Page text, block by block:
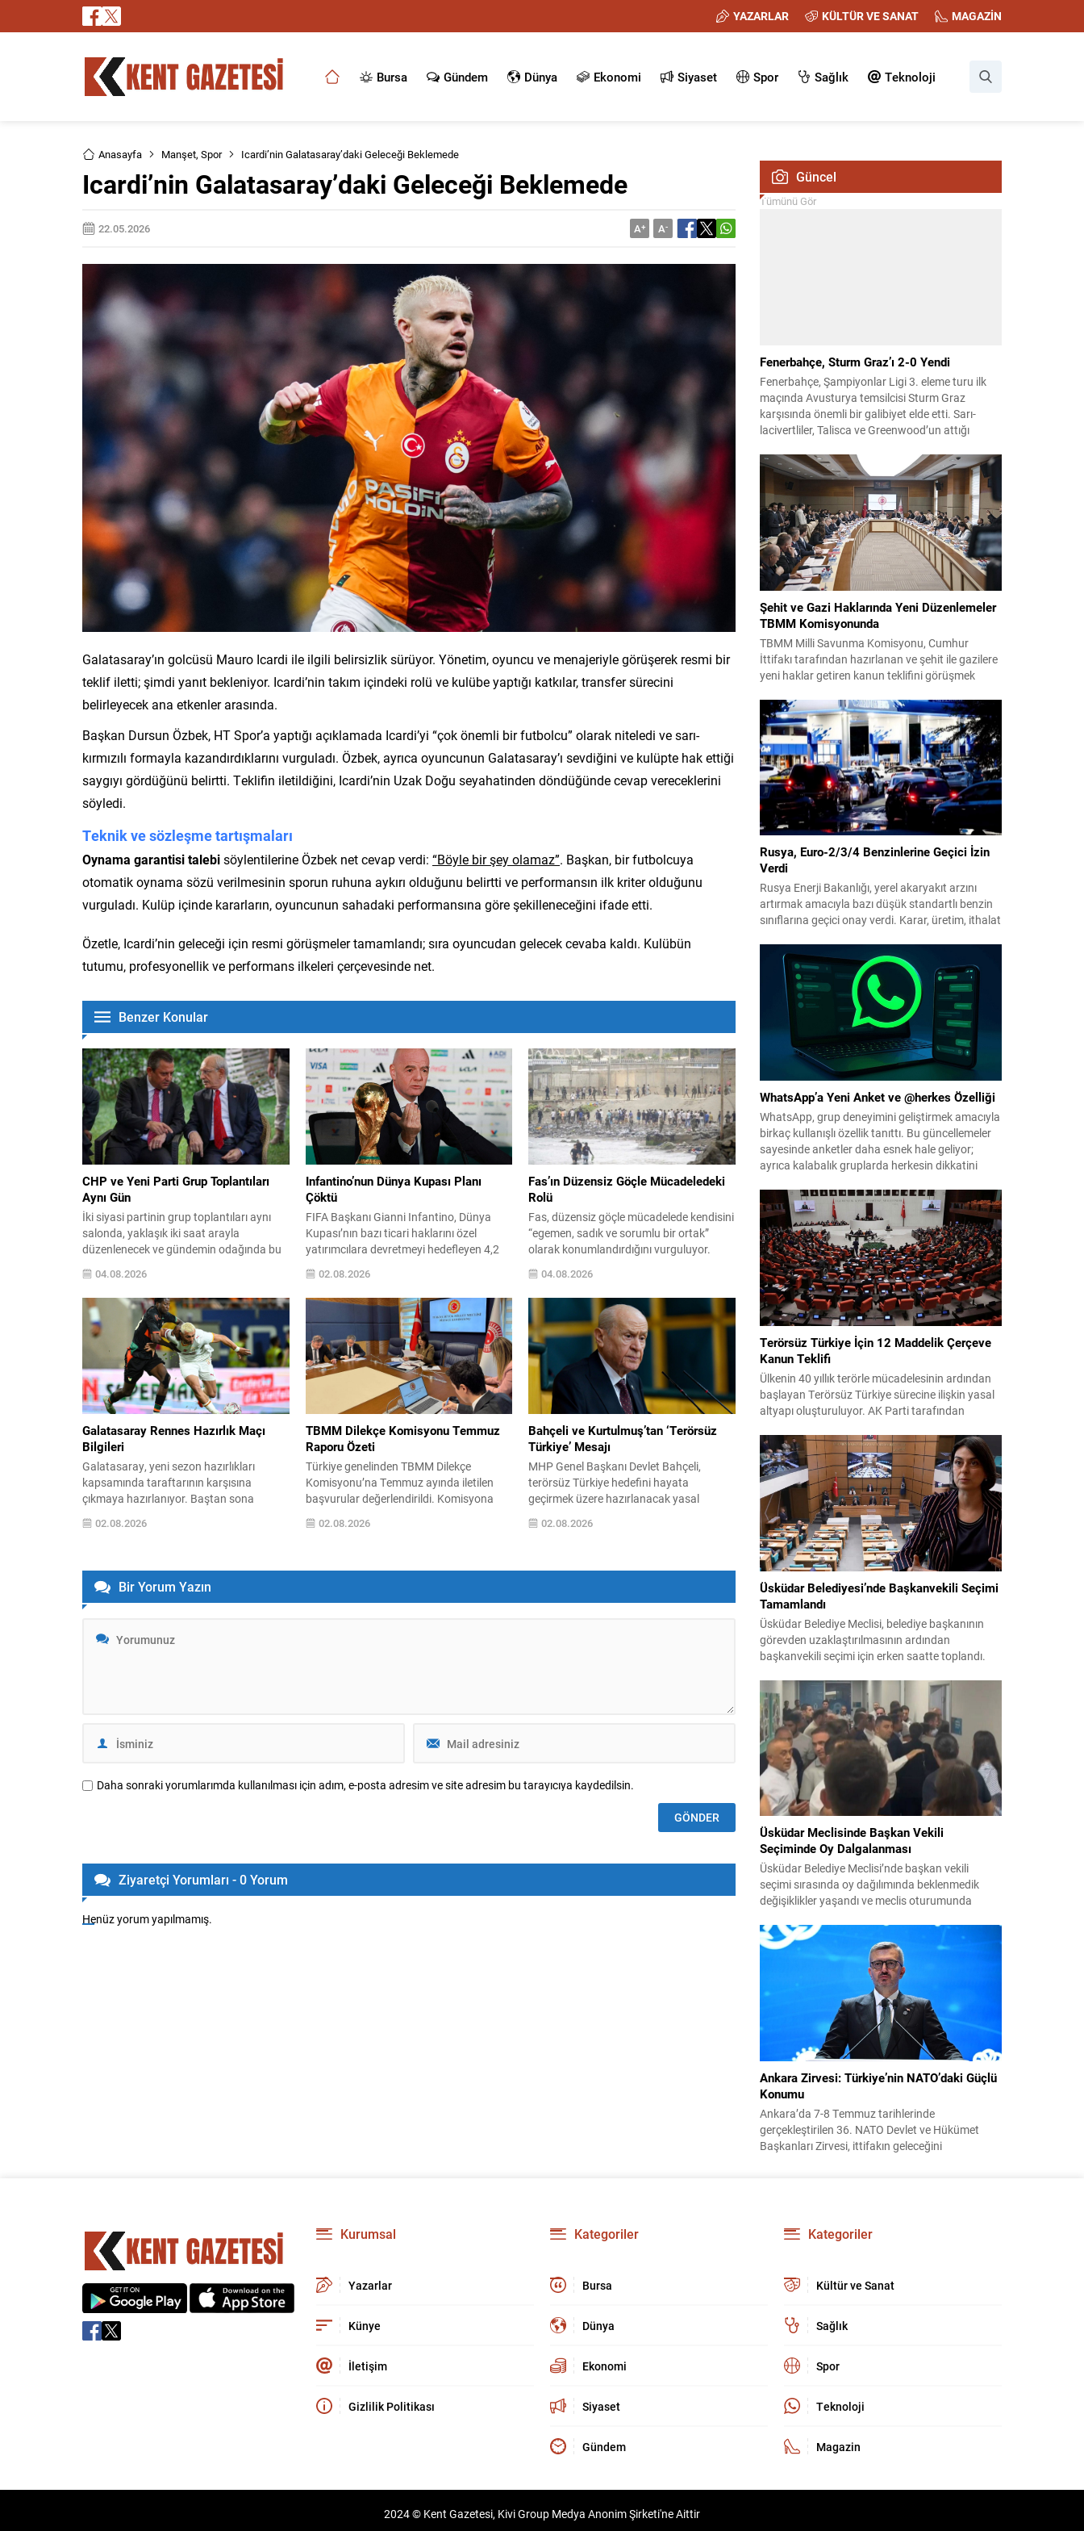
YAZARLAR KÜLTÜR VE SANAT MAGAZİN
Bursa Gündem Dünya Ekonomi Siyaset Spor Sağlık Teknoloji
Anasayfa Manşet, Spor Icardi’nin Galatasaray’daki Geleceği Beklemede
Icardi’nin Galatasaray’daki Geleceği Beklemede
22.05.2026 A+ A-
Galatasaray’ın golcüsü Mauro Icardi ile ilgili belirsizlik sürüyor. Yönetim, oyuncu ve menajeriyle görüşerek resmi bir
teklif iletti; şimdi yanıt bekleniyor. Icardi’nin takım içindeki rolü ve kulübe yaptığı katkılar, transfer sürecini
belirleyecek ana etkenler arasında.
Başkan Dursun Özbek, HT Spor’a yaptığı açıklamada Icardi’yi “çok önemli bir futbolcu” olarak niteledi ve sarı-
kırmızılı formayla kazandırdıklarını vurguladı. Özbek, ayrıca oyuncunun Galatasaray’ı sevdiğini ve kulüpte hak ettiği
saygıyı gördüğünü belirtti. Teklifin iletildiğini, Icardi’nin Uzak Doğu seyahatinden döndüğünde cevap vereceklerini
söyledi.
Teknik ve sözleşme tartışmaları
Oynama garantisi talebisöylentilerine Özbek net cevap verdi: “Böyle bir şey olamaz”. Başkan, bir futbolcuya
otomatik oynama sözü verilmesinin sporun ruhuna aykırı olduğunu belirtti ve performansın ilk kriter olduğunu
vurguladı. Kulüp içinde kararların, oyuncunun sahadaki performansına göre şekilleneceğini ifade etti.
Özetle, Icardi’nin geleceği için resmi görüşmeler tamamlandı; sıra oyuncudan gelecek cevaba kaldı. Kulübün
tutumu, profesyonellik ve performans ilkeleri çerçevesinde net.
Benzer Konular
CHP ve Yeni Parti Grup Toplantıları
Aynı Gün
İki siyasi partinin grup toplantıları aynı
salonda, yaklaşık iki saat arayla
düzenlenecek ve gündemin odağında bu
konuşmalar olacak. CHP Genel Başkanı
Kemal Kılıçdaroğlu, göreve dönüşünün
ardından ilk kez parti grubunda
konuşacak; konuşmasının saat 13.30’da
yapılması planlanıyor. Yeni Parti’nin ilk
grup toplantısı ve teşkilatlanma Yeni Parti
Genel Başkanı Özgür Özel, partisinin...
04.08.2026
Infantino’nun Dünya Kupası Planı
Çöktü
FIFA Başkanı Gianni Infantino, Dünya
Kupası’nın bazı ticari haklarını özel
yatırımcılara devretmeyi hedefleyen 4,2
milyar dolarlık planını geri çekmek
zorunda kalarak futbol yönetiminde ciddi
bir güven bunalımına yol açtı. Avrupa’nın
futbol otoritesi UEFA ile CONCACAF gibi
konfederasyonlar, Infantino’ya karşı
güvenlerini kamuoyuna açıkladı ve
sürecin şeffaflıktan uzak biçimde
yürütüldüğünü ileri sürdü....
02.08.2026
Fas’ın Düzensiz Göçle Mücadeledeki
Rolü
Fas, düzensiz göçle mücadelede kendisini
“egemen, sadık ve sorumlu bir ortak”
olarak konumlandırdığını vurguluyor.
Hükümet yetkilisi, ülkenin bu alandaki
çabalarının taahhüt ve sorumluluk
bilinciyle şekillendiğini belirtti. Yetkili,
Fas’ın baskılara boyun eğmediğini ve
politikalarının ne şantaj ne de zorlama
sonucu belirlendiğini ifade ederek,
mücadelenin ortak bir sorumluluk
olduğunu söyledi. İş birliği...
04.08.2026
Galatasaray Rennes Hazırlık Maçı
Bilgileri
Galatasaray, yeni sezon hazırlıkları
kapsamında taraftarının karşısına
çıkmaya hazırlanıyor. Baştan sona
mücadele edecek olan takım, sezon
öncesi ritmini bulmak ve kadroyu
akşam saat 21.00‘de RAMS Park’ta
oynanacak ve karşılaşma TV100 kanalı
üzerinden canlı yayınlanacak.
hedefli bir...
02.08.2026
TBMM Dilekçe Komisyonu Temmuz
Raporu Özeti
Türkiye genelinden TBMM Dilekçe
Komisyonu’na Temmuz ayında iletilen
başvurular değerlendirildi. Komisyona
toplam bin 610 dilekçe ulaştı; bunların
207’si kadınlardan geldi. En yoğun
02.08.2026
Bahçeli ve Kurtulmuş’tan ‘Terörsüz
Türkiye’ Mesajı
MHP Genel Başkanı Devlet Bahçeli,
terörsüz Türkiye hedefini hayata
geçirmek üzere hazırlanacak yasal
düzenlemeler hakkında önemli
değerlendirmelerde bulundu. Bu sürecin
02.08.2026
Bir Yorum Yazın
Daha sonraki yorumlarımda kullanılması için adım, e-posta adresim ve site adresim bu tarayıcıya kaydedilsin.
Ziyaretçi Yorumları - 0 Yorum
Henüz yorum yapılmamış.
Güncel
Tümünü Gör
Fenerbahçe, Sturm Graz’ı 2-0 Yendi
Fenerbahçe, Şampiyonlar Ligi 3. eleme turu ilk
maçında Avusturya temsilcisi Sturm Graz
karşısında önemli bir galibiyet elde etti. Sarı-
lacivertliler, Talisca ve Greenwood’un attığı
öncesi avantaj sağladı. Karşılaşma sonrası
takım yönetimi mücadeleyi değerlendirdi ve
gelecek planlarına dair bilgi verdi. Futboldan
sorumlu yönetici Cihan Kamer,...
Şehit ve Gazi Haklarında Yeni Düzenlemeler
TBMM Komisyonunda
TBMM Milli Savunma Komisyonu, Cumhur
İttifakı tarafından hazırlanan ve şehit ile gazilere
yeni haklar getiren kanun teklifini görüşmek
komisyonda kabul edildi ve bir dizi düzenleme
benimsendi. Teklif kapsamında, vazife
malullerinden hayatını kaybedenlerin anne ve
babalarına bağlanacak aylık tutarının, net asgari
ücretin altında olmayacağı hükme bağlanıyor....
Rusya, Euro-2/3/4 Benzinlerine Geçici İzin
Verdi
Rusya Enerji Bakanlığı, yerel akaryakıt arzını
artırmak amacıyla bazı düşük standartlı benzin
sınıflarına geçici onay verdi. Karar, üretim, ithalat
Temmuz 2027’ye kadar kaldırıyor. Açıklamada
bu düzenlemenin kalıcı bir çevre politikası
değişikliği anlamına gelmediği vurgulanıyor;
kararın geçici olduğu ve uzun vadeli çevre
hedeflerinden sapma amaçlanmadığı...
WhatsApp’a Yeni Anket ve @herkes Özelliği
WhatsApp, grup deneyimini geliştirmek amacıyla
birkaç kullanışlı özellik tanıttı. Bu güncellemeler
sayesinde anketler daha esnek hale geliyor;
ayrıca kalabalık gruplarda herkesin dikkatini
yenilikler, grup içi organizasyonları ve duyuruları
yönetmeyi daha pratik bir hâle getiriyor. Aşağıda
öne çıkan değişiklikler ve kullanım notları
özetlenmiştir. Anketlerde esneklik ve...
Terörsüz Türkiye İçin 12 Maddelik Çerçeve
Kanun Teklifi
Ülkenin 40 yıllık terörle mücadelesinin ardından
başlayan Terörsüz Türkiye sürecine ilişkin yasal
altyapı oluşturuluyor. AK Parti tarafından
Başkanlığı’na sunulmak üzere hazırlandı ve
teklifin 12 maddelik düzenlemeleri kamuoyuyla
paylaşıldı. Hazırlanan düzenleme, örgütün fiili
varlığını sona erdirdiğinin ve tüm silah ile
mühimmatını teslim ettiğinin güvenlik
kurumlarınca tespiti...
Üsküdar Belediyesi’nde Başkanvekili Seçimi
Tamamlandı
Üsküdar Belediye Meclisi, belediye başkanının
görevden uzaklaştırılmasının ardından
başkanvekili seçimi için erken saatte toplandı.
gereken süreç yoğun tartışmalar ve itirazlarla
ilerledi. CHP, Sibel Tan Çetinkaya’yı; Cumhur
İttifakı ise Dündar Ziya Gültekin’i aday gösterdi.
Seçimin ilk iki turunda sonuçlar değişmeyince
üçüncü tura ve ardından salt çoğunluk...
Üsküdar Meclisinde Başkan Vekili
Seçiminde Oy Dalgalanması
Üsküdar Belediye Meclisi’nde başkan vekili
seçimi sırasında oy dağılımında beklenmedik
değişiklikler yaşandı ve meclis oturumunda
görevden uzaklaştırılan Sinem Dedetaş’ın yerine
seçilecek isim için yapılan oylamalarda parti içi
dengeler gündemin merkezine oturdu. CHP’nin
adayı Sibel Tan Çetinkaya ile AK Parti’nin adayı
Dündar Ziya Gültekin arasında geçen...
Ankara Zirvesi: Türkiye’nin NATO’daki Güçlü
Konumu
Ankara’da 7-8 Temmuz tarihlerinde
gerçekleştirilen 36. NATO Devlet ve Hükümet
Başkanları Zirvesi, ittifakın geleceğini
diplomatik etkinliğini uluslararası arenada
pekiştirdi. Uluslararası güvenlik ortamı eş
Kurumsal
Yazarlar
Künye
İletişim
Gizlilik Politikası
Kategoriler
Bursa
Dünya
Ekonomi
Siyaset
Gündem
Kategoriler
Kültür ve Sanat
Sağlık
Spor
Teknoloji
Magazin
2024 © Kent Gazetesi, Kivi Group Medya Anonim Şirketi'ne Aittir